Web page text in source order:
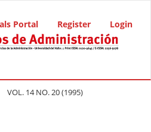
Portal Register Login
VOL. 14 NO. 20 (1995)